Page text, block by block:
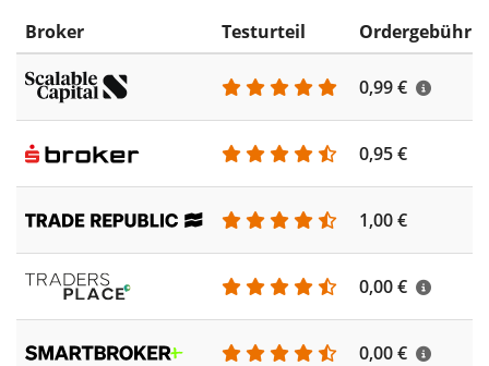
Broker Testurteil Ordergebühr
0,99 €
0,95 €
1,00 €
0,00 €
0,00 €